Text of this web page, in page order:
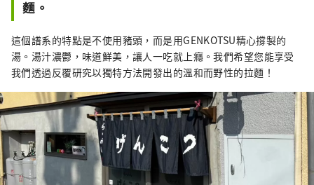
麵。
這個譜系的特點是不使用豬頭，而是用GENKOTSU精心撐製的
湯。湯汁濃鬱，味道鮮美，讓人一吃就上癮。我們希望您能享受
我們透過反覆研究以獨特方法開發出的溫和而野性的拉麵！